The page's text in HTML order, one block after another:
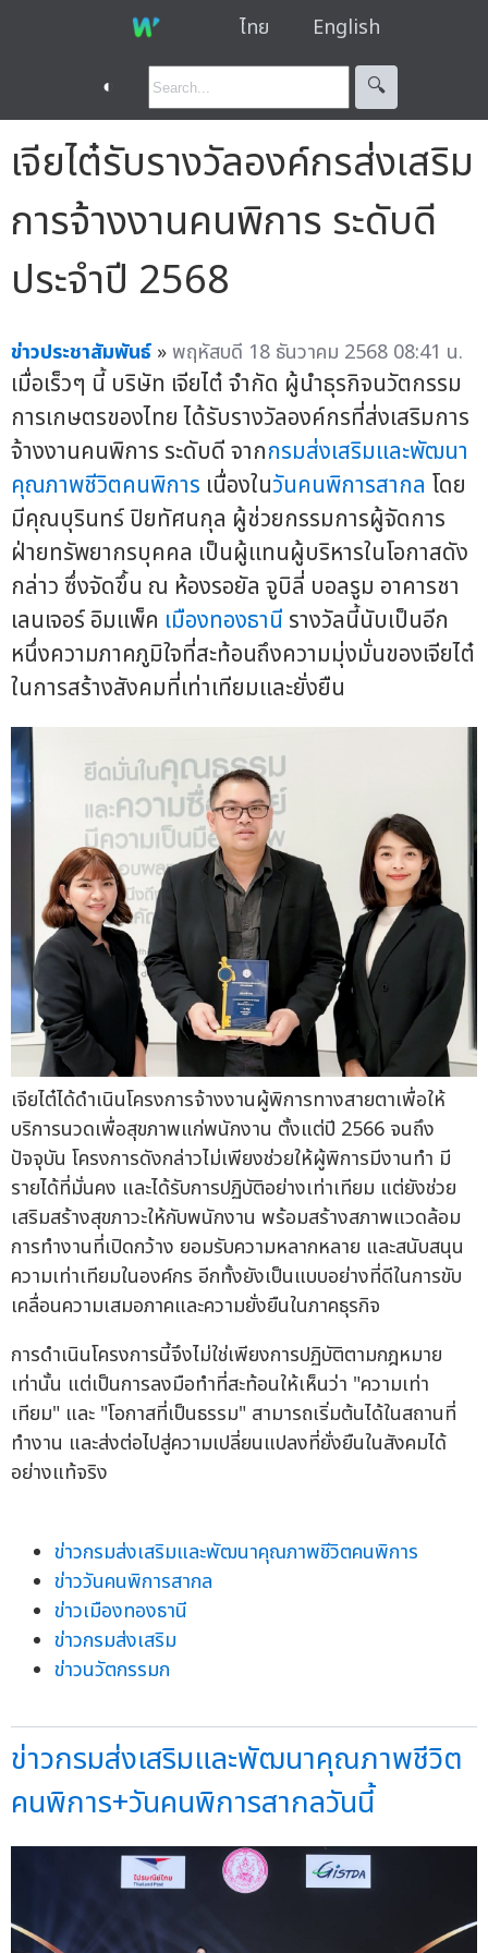
ไทย English
◐ 🔍︎
เจียไต๋รับรางวัลองค์กรส่งเสริม
การจ้างงานคนพิการ ระดับดี
ประจำปี 2568
ข่าวประชาสัมพันธ์ »พฤหัสบดี 18 ธันวาคม 2568 08:41 น.
เมื่อเร็วๆ นี้ บริษัท เจียไต๋ จำกัด ผู้นำธุรกิจนวัตกรรม
การเกษตรของไทย ได้รับรางวัลองค์กรที่ส่งเสริมการ
จ้างงานคนพิการ ระดับดี จากกรมส่งเสริมและพัฒนา
คุณภาพชีวิตคนพิการ เนื่องในวันคนพิการสากล โดย
มีคุณบุรินทร์ ปิยทัศนกุล ผู้ช่วยกรรมการผู้จัดการ
ฝ่ายทรัพยากรบุคคล เป็นผู้แทนผู้บริหารในโอกาสดัง
กล่าว ซึ่งจัดขึ้น ณ ห้องรอยัล จูบิลี่ บอลรูม อาคารชา
เลนเจอร์ อิมแพ็ค เมืองทองธานี รางวัลนี้นับเป็นอีก
หนึ่งความภาคภูมิใจที่สะท้อนถึงความมุ่งมั่นของเจียไต๋
ในการสร้างสังคมที่เท่าเทียมและยั่งยืน
เจียไต๋ได้ดำเนินโครงการจ้างงานผู้พิการทางสายตาเพื่อให้
บริการนวดเพื่อสุขภาพแก่พนักงาน ตั้งแต่ปี 2566 จนถึง
ปัจจุบัน โครงการดังกล่าวไม่เพียงช่วยให้ผู้พิการมีงานทำ มี
รายได้ที่มั่นคง และได้รับการปฏิบัติอย่างเท่าเทียม แต่ยังช่วย
เสริมสร้างสุขภาวะให้กับพนักงาน พร้อมสร้างสภาพแวดล้อม
การทำงานที่เปิดกว้าง ยอมรับความหลากหลาย และสนับสนุน
ความเท่าเทียมในองค์กร อีกทั้งยังเป็นแบบอย่างที่ดีในการขับ
เคลื่อนความเสมอภาคและความยั่งยืนในภาคธุรกิจ
การดำเนินโครงการนี้จึงไม่ใช่เพียงการปฏิบัติตามกฎหมาย
เท่านั้น แต่เป็นการลงมือทำที่สะท้อนให้เห็นว่า "ความเท่า
เทียม" และ "โอกาสที่เป็นธรรม" สามารถเริ่มต้นได้ในสถานที่
ทำงาน และส่งต่อไปสู่ความเปลี่ยนแปลงที่ยั่งยืนในสังคมได้
อย่างแท้จริง
ข่าวกรมส่งเสริมและพัฒนาคุณภาพชีวิตคนพิการ
ข่าววันคนพิการสากล
ข่าวเมืองทองธานี
ข่าวกรมส่งเสริม
ข่าวนวัตกรรมก
ข่าวกรมส่งเสริมและพัฒนาคุณภาพชีวิต
คนพิการ+วันคนพิการสากลวันนี้